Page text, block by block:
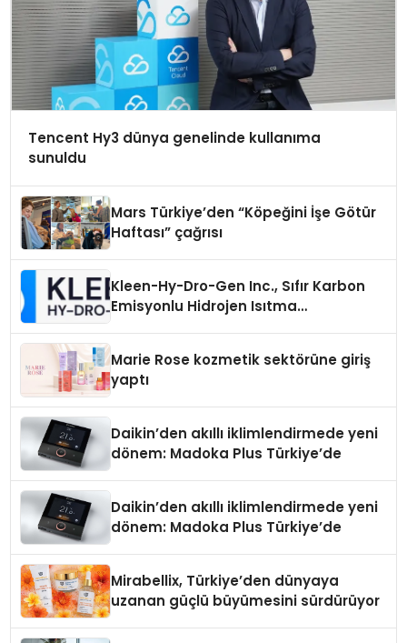
Tencent Hy3 dünya genelinde kullanıma
sunuldu
Mars Türkiye’den “Köpeğini İşe Götür
Haftası” çağrısı
Kleen-Hy-Dro-Gen Inc., Sıfır Karbon
Emisyonlu Hidrojen Isıtma
Marie Rose kozmetik sektörüne giriş
yaptı
Daikin’den akıllı iklimlendirmede yeni
dönem: Madoka Plus Türkiye’de
Daikin’den akıllı iklimlendirmede yeni
dönem: Madoka Plus Türkiye’de
Mirabellix, Türkiye’den dünyaya
uzanan güçlü büyümesini sürdürüyor